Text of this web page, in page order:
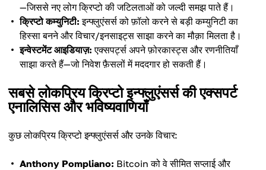
—जिससे नए लोग क्रिप्टो की जटिलताओं को जल्दी समझ पाते हैं।
क्रिप्टो कम्युनिटी: इन्फ्लुएंसर्स को फ़ॉलो करने से बड़ी कम्युनिटी का
हिस्सा बनने और विचार/इनसाइट्स साझा करने का मौक़ा मिलता है।
इन्वेस्टमेंट आइडियाज़: एक्सपर्ट्स अपने फ़ोरकास्ट्स और रणनीतियाँ
साझा करते हैं—जो निवेश फ़ैसलों में मददगार हो सकती हैं।
सबसे लोकप्रिय क्रिप्टो इन्फ्लुएंसर्स की एक्सपर्ट
एनालिसिस और भविष्यवाणियाँ
कुछ लोकप्रिय क्रिप्टो इन्फ्लुएंसर्स और उनके विचार:
Anthony Pompliano: Bitcoin को वे सीमित सप्लाई और